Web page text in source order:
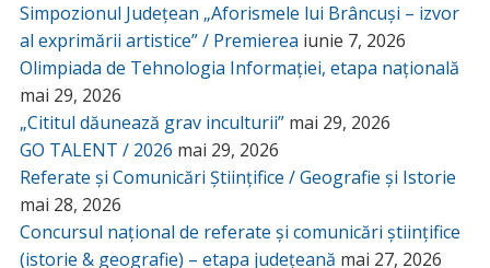
Simpozionul Județean „Aforismele lui Brâncuși – izvor
al exprimării artistice” / Premierea iunie 7, 2026
Olimpiada de Tehnologia Informației, etapa națională
mai 29, 2026
„Cititul dăunează grav inculturii” mai 29, 2026
GO TALENT / 2026 mai 29, 2026
Referate și Comunicări Științifice / Geografie și Istorie
mai 28, 2026
Concursul național de referate și comunicări științifice
(istorie & geografie) – etapa județeană mai 27, 2026